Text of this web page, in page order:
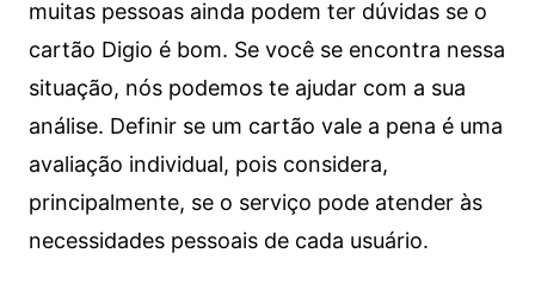
muitas pessoas ainda podem ter dúvidas se o
cartão Digio é bom. Se você se encontra nessa
situação, nós podemos te ajudar com a sua
análise. Definir se um cartão vale a pena é uma
avaliação individual, pois considera,
principalmente, se o serviço pode atender às
necessidades pessoais de cada usuário.